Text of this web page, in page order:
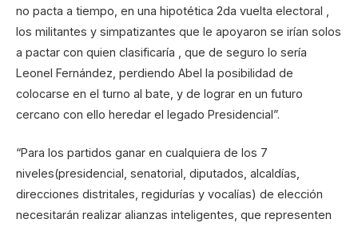
no pacta a tiempo, en una hipotética 2da vuelta electoral ,
los militantes y simpatizantes que le apoyaron se irían solos
a pactar con quien clasificaría , que de seguro lo sería
Leonel Fernández, perdiendo Abel la posibilidad de
colocarse en el turno al bate, y de lograr en un futuro
cercano con ello heredar el legado Presidencial”.
“Para los partidos ganar en cualquiera de los 7
niveles(presidencial, senatorial, diputados, alcaldías,
direcciones distritales, regidurías y vocalías) de elección
necesitarán realizar alianzas inteligentes, que representen